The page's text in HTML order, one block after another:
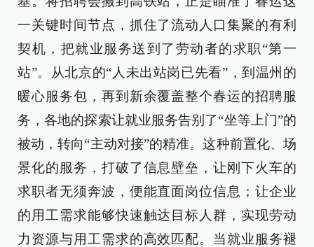
一关键时间节点，抓住了流动人口集聚的有利
契机，把就业服务送到了劳动者的求职“第一
站”。从北京的“人未出站岗已先看”，到温州的
暖心服务包，再到新余覆盖整个春运的招聘服
务，各地的探索让就业服务告别了“坐等上门”的
被动，转向“主动对接”的精准。这种前置化、场
景化的服务，打破了信息壁垒，让刚下火车的
求职者无须奔波，便能直面岗位信息；让企业
的用工需求能够快速触达目标人群，实现劳动
力资源与用工需求的高效匹配。当就业服务褪